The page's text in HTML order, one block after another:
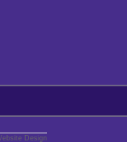
Design